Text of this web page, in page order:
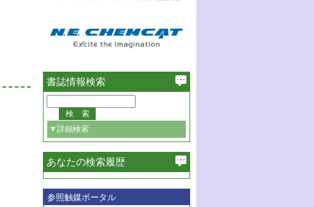
書誌情報検索
▼詳細検索
必ず含む
巻・号指定
あなたの検索履歴
参照触媒ポータル